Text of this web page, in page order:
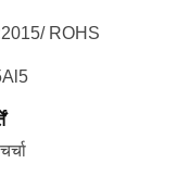
ROHS
चर्चा